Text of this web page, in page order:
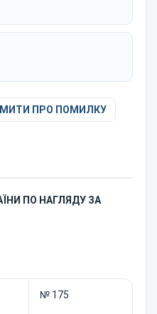
ПРО ПОМИЛКУ
ПО НАГЛЯДУ ЗА
№ 175